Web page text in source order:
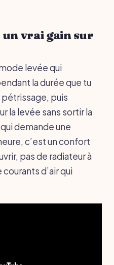
un vrai gain sur
levée qui
la durée que tu
pétrissage, puis
la levée sans sortir la
demande une
c’est un confort
pas de radiateur à
d’air qui